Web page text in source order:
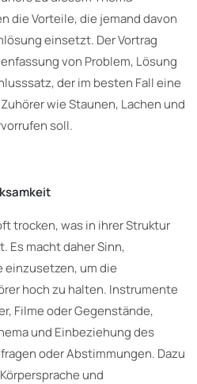
die Vorteile, die jemand davon
einsetzt. Der Vortrag
von Problem, Lösung
der im besten Fall eine
wie Staunen, Lachen und
soll.
trocken, was in ihrer Struktur
Es macht daher Sinn,
um die
hoch zu halten. Instrumente
Filme oder Gegenstände,
und Einbeziehung des
oder Abstimmungen. Dazu
und